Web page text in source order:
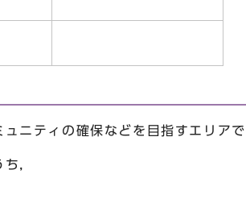
ニティの確保などを目指すエリア
，